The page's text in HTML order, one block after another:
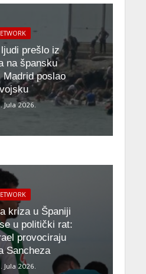
prešlo iz
na špansku
Madrid poslao
Jula 2026.
kriza u Španiji
u politički rat:
provociraju
Sancheza
Jula 2026.